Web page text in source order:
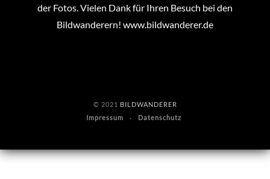
der Fotos. Vielen Dank für Ihren Besuch bei den
Bildwanderern! www.bildwanderer.de
© 2021 BILDWANDERER
Impressum
Datenschutz